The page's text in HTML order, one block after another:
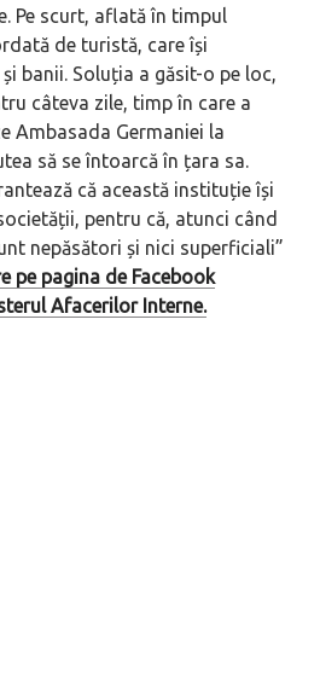
Pe scurt, aflată în timpul
de turistă, care își
banii. Soluția a găsit-o pe loc,
câteva zile, timp în care a
Ambasada Germaniei la
să se întoarcă în țara sa.
că această instituție își
pentru că, atunci când
nepăsători și nici superficiali”
pe pagina de Facebook
Afacerilor Interne.